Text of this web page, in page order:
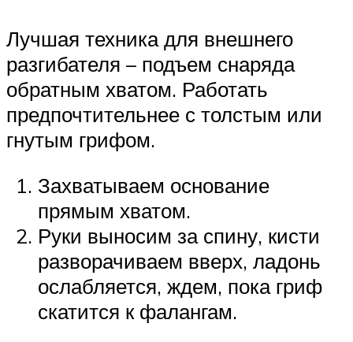
Лучшая техника для внешнего
разгибателя – подъем снаряда
обратным хватом. Работать
предпочтительнее с толстым или
гнутым грифом.
Захватываем основание
прямым хватом.
Руки выносим за спину, кисти
разворачиваем вверх, ладонь
ослабляется, ждем, пока гриф
скатится к фалангам.